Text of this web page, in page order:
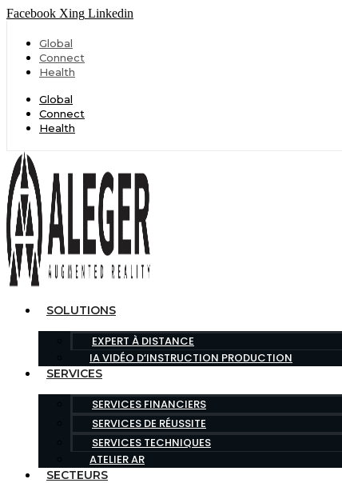
Facebook Xing Linkedin
Global
Connect
Health
Global
Connect
Health
SOLUTIONS
EXPERT À DISTANCE
IA VIDÉO D’INSTRUCTION PRODUCTION
SERVICES
SERVICES FINANCIERS
SERVICES DE RÉUSSITE
SERVICES TECHNIQUES
ATELIER AR
SECTEURS